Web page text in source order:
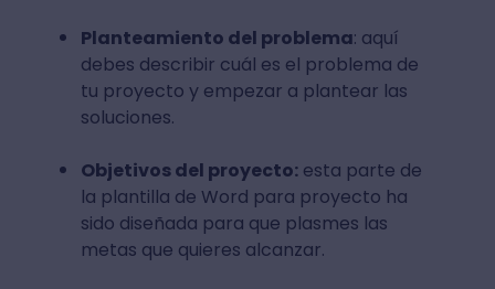
Planteamiento del problema: aquí
debes describir cuál es el problema de
tu proyecto y empezar a plantear las
soluciones.
Objetivos del proyecto:esta parte de
la plantilla de Word para proyecto ha
sido diseñada para que plasmes las
metas que quieres alcanzar.